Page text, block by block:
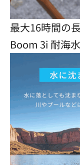
最大16時間の
Boom 3i 耐海